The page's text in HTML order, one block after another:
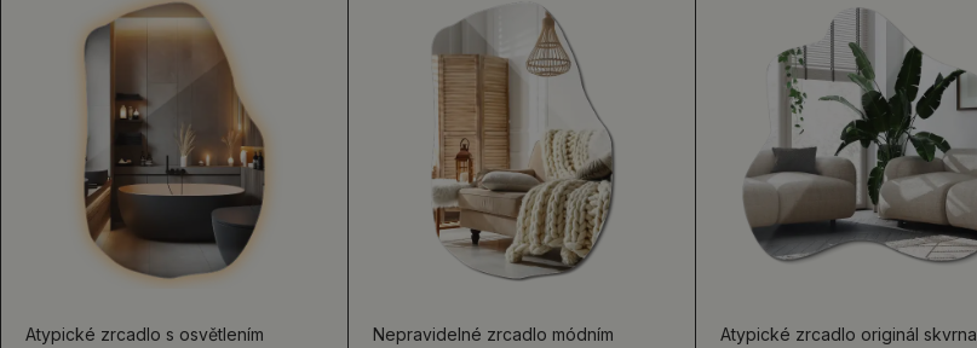
Atypické zrcadlo s osvětlením
Nepravidelné zrcadlo módním
Atypické zrcadlo originál skvrna